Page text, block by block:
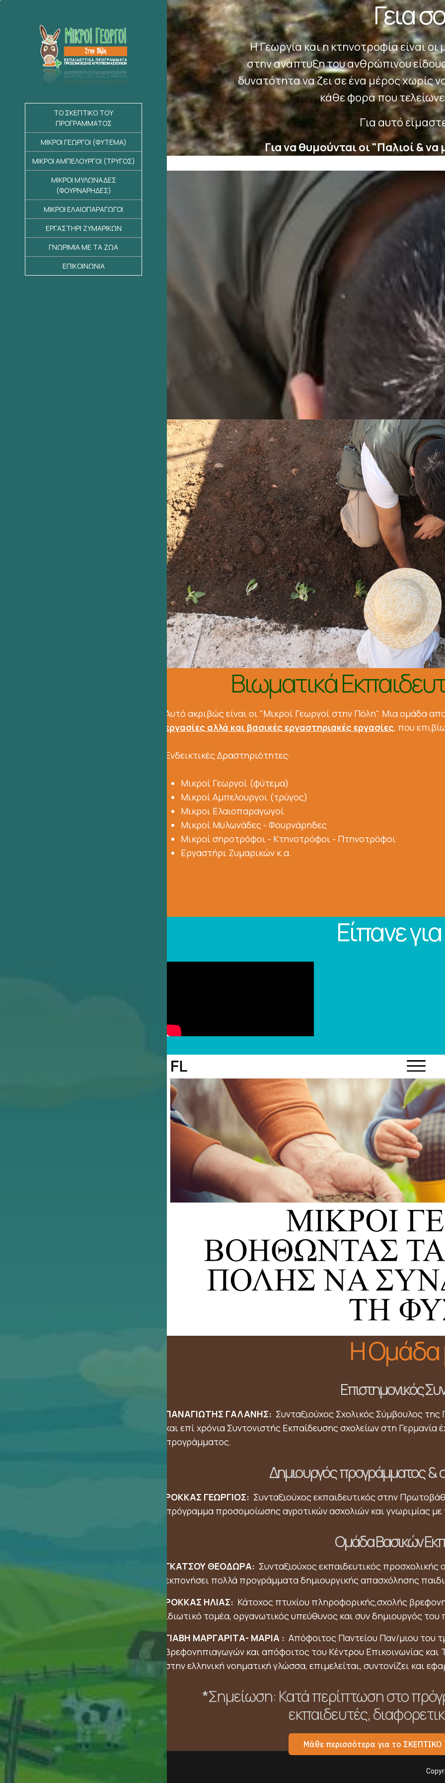
ΤΟ ΣΚΕΠΤΙΚΟ ΤΟΥ
ΠΡΟΓΡΑΜΜΑΤΟΣ
ΜΙΚΡΟΙ ΓΕΩΡΓΟΙ (ΦΥΤΕΜΑ)
ΜΙΚΡΟΙ ΑΜΠΕΛΟΥΡΓΟΙ (ΤΡΥΓΟΣ)
ΜΙΚΡΟΙ ΜΥΛΩΝΑΔΕΣ
(ΦΟΥΡΝΑΡΗΔΕΣ)
ΜΙΚΡΟΙ ΕΛΑΙΟΠΑΡΑΓΩΓΟΙ
ΕΡΓΑΣΤΗΡΙ ΖΥΜΑΡΙΚΩΝ
ΓΝΩΡΙΜΙΑ ΜΕ ΤΑ ΖΩΑ
ΕΠΙΚΟΙΝΩΝΙΑ
Γεια
Η Γεωργία και η κτηνοτροφία είναιοι
στηνανάπτυξη του ανθρώπινου
δυνατότητανα ζει σε ένα μέρος χωρίς
κάθεφορά που
Για αυτό
Για να θυμούνται οι "Παλιοί& να
Βιωματικά
Αυτό ακριβώς είναι οι "Μικροί Γεωργοί στην Πόλη". Μια ομάδα
εργασίες αλλά και βασικές εργαστηριακές εργασίες, που
Ενδεικτικές Δραστηριότητες:
Μικροί Γεωργοί (φύτεμα)
Μικροί Αμπελουργοι (τρύγος)
Μικροι Ελαιοπαραγωγοί
Μικροί Μυλωνάδες - Φουρνάρηδες
Μικροί σηροτρόφοι - Κτηνοτρόφοι - Πτηνοτρόφοι
Εργαστήρι Ζυμαρικών κ.α.
Είπανε
Η Ομάδα
Επιστημονικός
ΠΑΝΑΓΙΩΤΗΣ ΓΑΛΑΝΗΣ: Συνταξιούχος Σχολικός Σύμβουλος
και επί χρόνια Συντονιστής Εκπαίδευσης σχολείων στη Γερμανία
προγράμματος.
Δημιουργός προγράμματος &
ΡΟΚΚΑΣ ΓΕΩΡΓΙΟΣ: Συνταξιούχος εκπαιδευτικός στην
πρόγραμμα προσομοίωσης αγροτικών ασχολιών και γνωριμίας
Ομάδα Βασικών
ΓΚΑΤΣΟΥ ΘΕΟΔΩΡΑ: Συνταξιούχος εκπαιδευτικός
εκπονήσει πολλά προγράμματα δημιουργικής απασχόλησης
ΡΟΚΚΑΣ ΗΛΙΑΣ: Κάτοχος πτυχίου πληροφορικής,σχολής
ιδιωτικό τομέα, οργανωτικός υπεύθυνος και συν δημιουργός
ΓΙΑΒΗ ΜΑΡΓΑΡΙΤΑ- ΜΑΡΙΑ : Απόφοιτος Παντείου Παν/μιου του
βρεφονηπιαγωγών και απόφοιτος του Κέντρου Επικοινωνίας και
στην ελληνική νοηματική γλώσσα, επιμελείται, συντονίζει και
*Σημείωση: Κατά περίπτωση στο
εκπαιδευτές,
Μάθε περισσότερα για το